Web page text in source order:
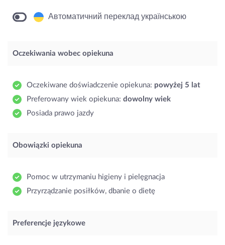
Автоматичний переклад українською
Oczekiwania wobec opiekuna
Oczekiwane doświadczenie opiekuna: powyżej 5 lat
Preferowany wiek opiekuna: dowolny wiek
Posiada prawo jazdy
Obowiązki opiekuna
Pomoc w utrzymaniu higieny i pielęgnacja
Przyrządzanie posiłków, dbanie o dietę
Preferencje językowe